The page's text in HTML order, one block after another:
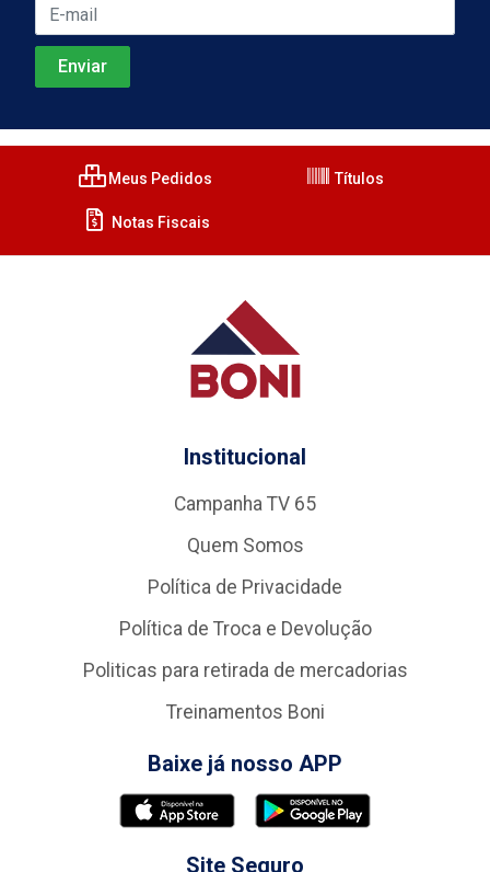
Meus Pedidos Títulos
Notas Fiscais
Institucional
Campanha TV 65
Quem Somos
Política de Privacidade
Política de Troca e Devolução
Politicas para retirada de mercadorias
Treinamentos Boni
Baixe já nosso APP
Site Seguro